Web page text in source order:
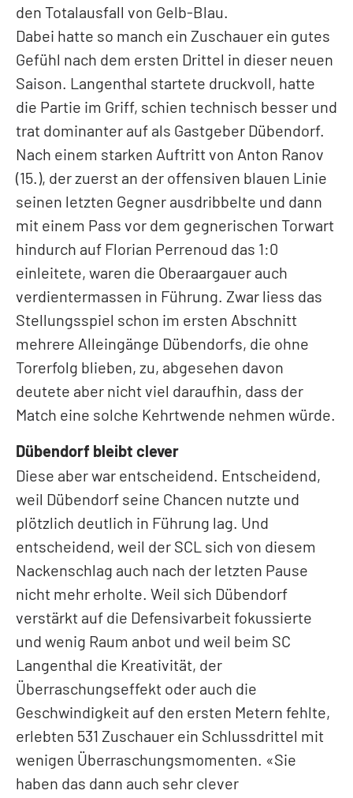
den Totalausfall von Gelb-Blau.
Dabei hatte so manch ein Zuschauer ein gutes
Gefühl nach dem ersten Drittel in dieser neuen
Saison. Langenthal startete druckvoll, hatte
die Partie im Griff, schien technisch besser und
trat dominanter auf als Gastgeber Dübendorf.
Nach einem starken Auftritt von Anton Ranov
(15.), der zuerst an der offensiven blauen Linie
seinen letzten Gegner ausdribbelte und dann
mit einem Pass vor dem gegnerischen Torwart
hindurch auf Florian Perrenoud das 1:0
einleitete, waren die Oberaargauer auch
verdientermassen in Führung. Zwar liess das
Stellungsspiel schon im ersten Abschnitt
mehrere Alleingänge Dübendorfs, die ohne
Torerfolg blieben, zu, abgesehen davon
deutete aber nicht viel daraufhin, dass der
Match eine solche Kehrtwende nehmen würde.
Dübendorf bleibt clever
Diese aber war entscheidend. Entscheidend,
weil Dübendorf seine Chancen nutzte und
plötzlich deutlich in Führung lag. Und
entscheidend, weil der SCL sich von diesem
Nackenschlag auch nach der letzten Pause
nicht mehr erholte. Weil sich Dübendorf
verstärkt auf die Defensivarbeit fokussierte
und wenig Raum anbot und weil beim SC
Langenthal die Kreativität, der
Überraschungseffekt oder auch die
Geschwindigkeit auf den ersten Metern fehlte,
erlebten 531 Zuschauer ein Schlussdrittel mit
wenigen Überraschungsmomenten. «Sie
haben das dann auch sehr clever